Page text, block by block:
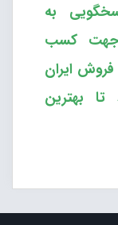
به
جهت کسب
ایران
بهترین